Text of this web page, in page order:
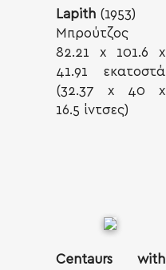
Lapith (1953)
Μπρούτζος
82.21 x 101.6 x
41.91 εκατοστά
(32.37 x 40 x
16.5 ίντσες)
Centaurs with